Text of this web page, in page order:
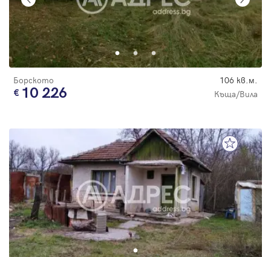
Борското 106 кв.м.
10 226 Къща/Вила